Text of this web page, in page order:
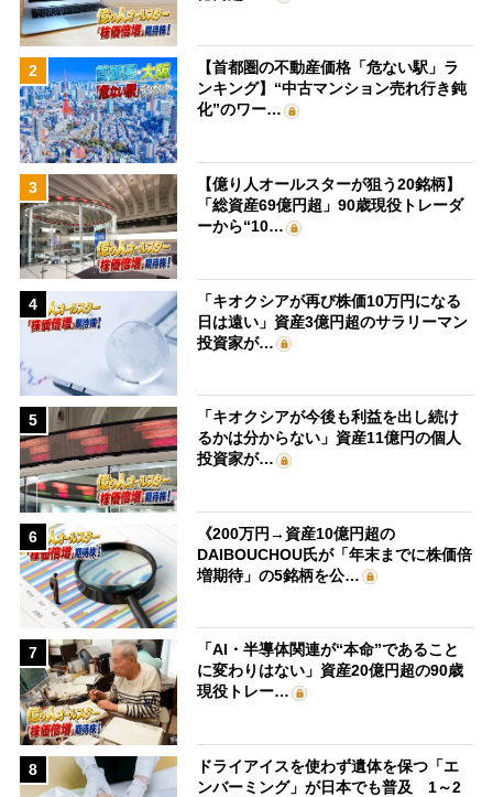
2
【首都圏の不動産価格「危ない駅」ラ
ンキング】“中古マンション売れ行き鈍
化”のワー…
3
【億り人オールスターが狙う20銘柄】
「総資産69億円超」90歳現役トレーダ
ーから“10…
4
「キオクシアが再び株価10万円になる
日は遠い」資産3億円超のサラリーマン
投資家が…
5
「キオクシアが今後も利益を出し続け
るかは分からない」資産11億円の個人
投資家が…
6
《200万円→資産10億円超の
DAIBOUCHOU氏が「年末までに株価倍
増期待」の5銘柄を公…
7
「AI・半導体関連が“本命”であること
に変わりはない」資産20億円超の90歳
現役トレー…
8
ドライアイスを使わず遺体を保つ「エ
ンバーミング」が日本でも普及 1～2